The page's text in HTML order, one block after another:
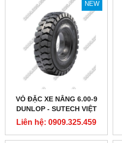
NEW
VỎ ĐẶC XE NÂNG 6.00-9
DUNLOP - SUTECH VIỆT
NAM
Liên hệ: 0909.325.459